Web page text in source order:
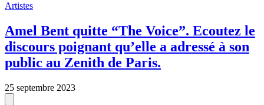
Artistes
Amel Bent quitte “The Voice”. Ecoutez le
discours poignant qu’elle a adressé à son
public au Zenith de Paris.
25 septembre 2023